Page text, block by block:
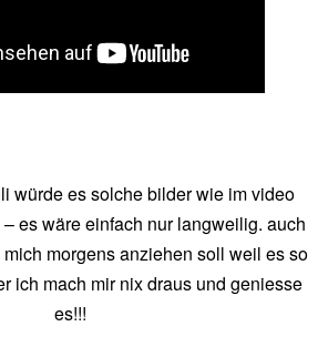
würde es solche bilder wie im video
es wäre einfach nur langweilig. auch
morgens anziehen soll weil es so
ich mach mir nix draus und geniesse
es!!!